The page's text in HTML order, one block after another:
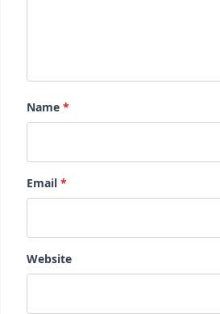
Name *
Email *
Website